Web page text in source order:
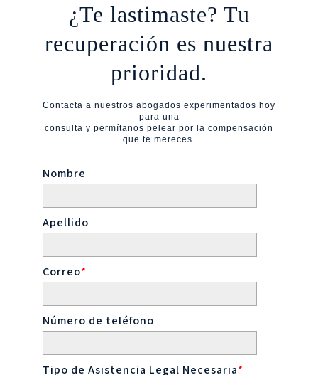
¿Te lastimaste? Tu
recuperación es nuestra
prioridad.
Contacta a nuestros abogados experimentados hoy
para una
consulta y permítanos pelear por la compensación
que te mereces.
Nombre
Apellido
Correo*
Número de teléfono
Tipo de Asistencia Legal Necesaria*